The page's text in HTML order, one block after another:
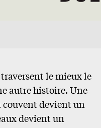
le mieux le
autre histoire. Une
couvent devient un
devient un